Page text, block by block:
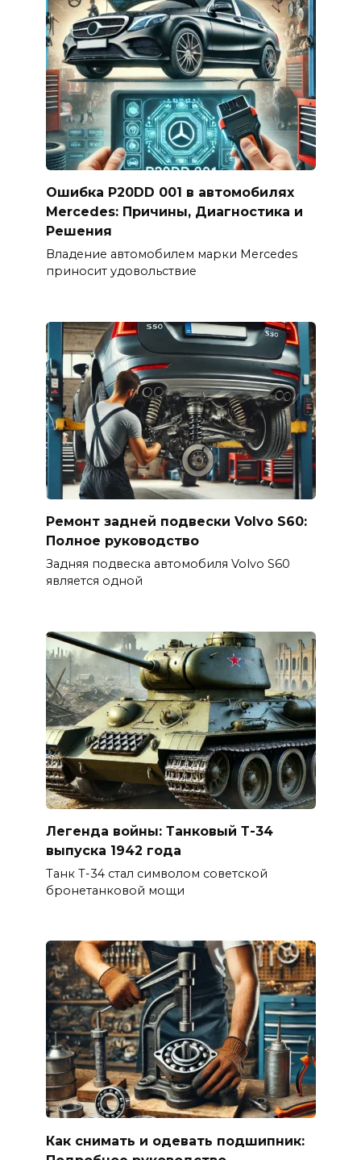
Ошибка P20DD 001 в автомобилях
Mercedes: Причины, Диагностика и
Решения
Владение автомобилем марки Mercedes
приносит удовольствие
Ремонт задней подвески Volvo S60:
Полное руководство
Задняя подвеска автомобиля Volvo S60
является одной
Легенда войны: Танковый Т-34
выпуска 1942 года
Танк Т-34 стал символом советской
бронетанковой мощи
Как снимать и одевать подшипник: